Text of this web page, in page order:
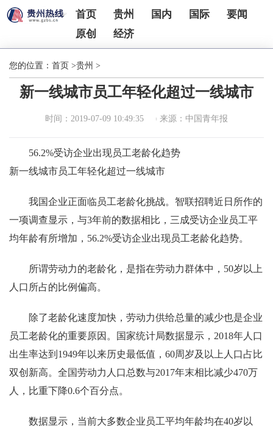
首页 贵州 国内 国际
要闻
原创
经济
您的位置： 首页 >贵州 >
新一线城市员工年轻化超过一线城市
时间：2019-07-09 10:49:35 来源：中国青年报
56.2%受访企业出现员工老龄化趋势
新一线城市员工年轻化超过一线城市
我国企业正面临员工老龄化挑战。智联招聘近日所作的
一项调查显示，与3年前的数据相比，三成受访企业员工平
均年龄有所增加，56.2%受访企业出现员工老龄化趋势。
所谓劳动力的老龄化，是指在劳动力群体中，50岁以上
人口所占的比例偏高。
除了老龄化速度加快，劳动力供给总量的减少也是企业
员工老龄化的重要原因。国家统计局数据显示，2018年人口
出生率达到1949年以来历史最低值，60周岁及以上人口占比
双创新高。全国劳动力人口总数与2017年末相比减少470万
人，比重下降0.6个百分点。
数据显示，当前大多数企业员工平均年龄均在40岁以